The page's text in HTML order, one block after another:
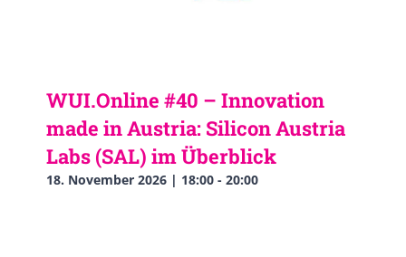
WUI.Online #40 – Innovation
made in Austria: Silicon Austria
Labs (SAL) im Überblick
18. November 2026 | 18:00 - 20:00